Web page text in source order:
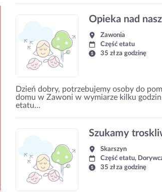
Opieka nad
Zawonia
Część etatu
35 zł za godzinę
Dzień dobry, potrzebujemy osoby do
domu w Zawoni w wymiarze kilku
etatu...
Szukamy
Skarszyn
Część etatu,
35 zł za godzinę